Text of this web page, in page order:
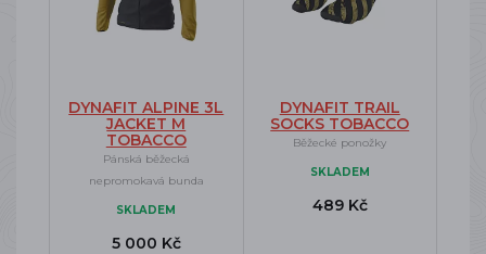
DYNAFIT ALPINE 3L
JACKET M
TOBACCO
Pánská běžecká
nepromokavá bunda
SKLADEM
5 000 Kč
DYNAFIT TRAIL
SOCKS TOBACCO
Běžecké ponožky
SKLADEM
489 Kč